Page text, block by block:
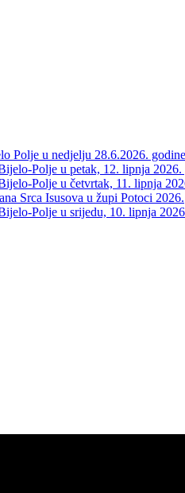
Polje u nedjelju 28.6.2026. godine
Polje u petak, 12. lipnja 2026.
Polje u četvrtak, 11. lipnja
Srca Isusova u župi Potoci 2026.
Polje u srijedu, 10. lipnja